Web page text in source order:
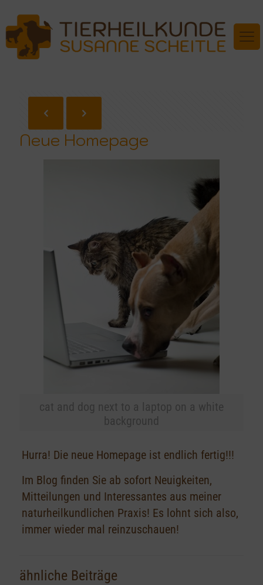
Neue Homepage
cat and dog next to a laptop on a white
background
Hurra! Die neue Homepage ist endlich fertig!!!
Im Blog finden Sie ab sofort Neuigkeiten,
Mitteilungen und Interessantes aus meiner
naturheilkundlichen Praxis! Es lohnt sich also,
immer wieder mal reinzuschauen!
ähnliche Beiträge